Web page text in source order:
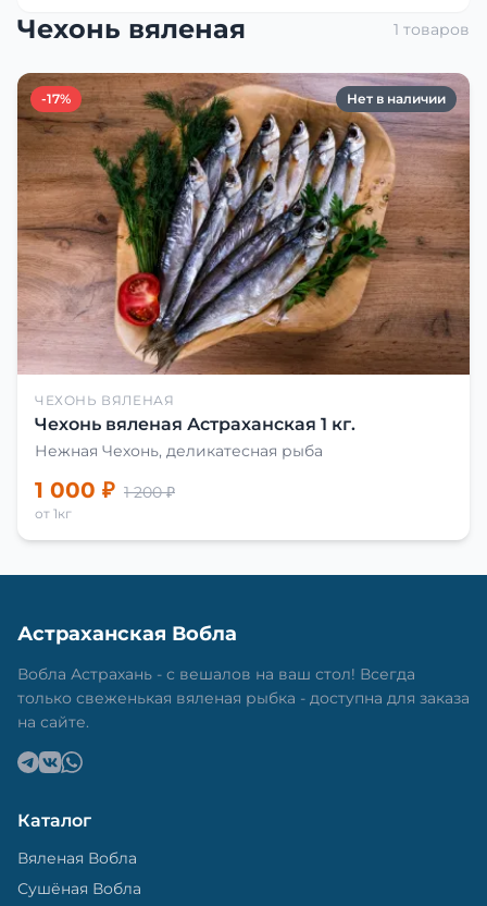
Чехонь вяленая 1 товаров
-17% Нет в наличии
ЧЕХОНЬ ВЯЛЕНАЯ
Чехонь вяленая Астраханская 1 кг.
Нежная Чехонь, деликатесная рыба
1 000 ₽ 1 200 ₽
от 1кг
Астраханская Вобла
Вобла Астрахань - с вешалов на ваш стол! Всегда
только свеженькая вяленая рыбка - доступна для заказа
на сайте.
Каталог
Вяленая Вобла
Сушёная Вобла